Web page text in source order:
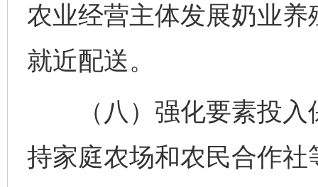
农业经营主体发展奶业
就近配送。
（八）强化要素投入
持家庭农场和农民合作